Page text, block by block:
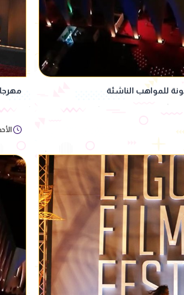
للمواهب الناشئة
الأحد 12/يوليو/2026 -